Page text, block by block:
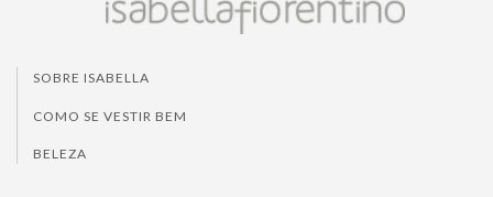
SOBRE ISABELLA
COMO SE VESTIR BEM
BELEZA